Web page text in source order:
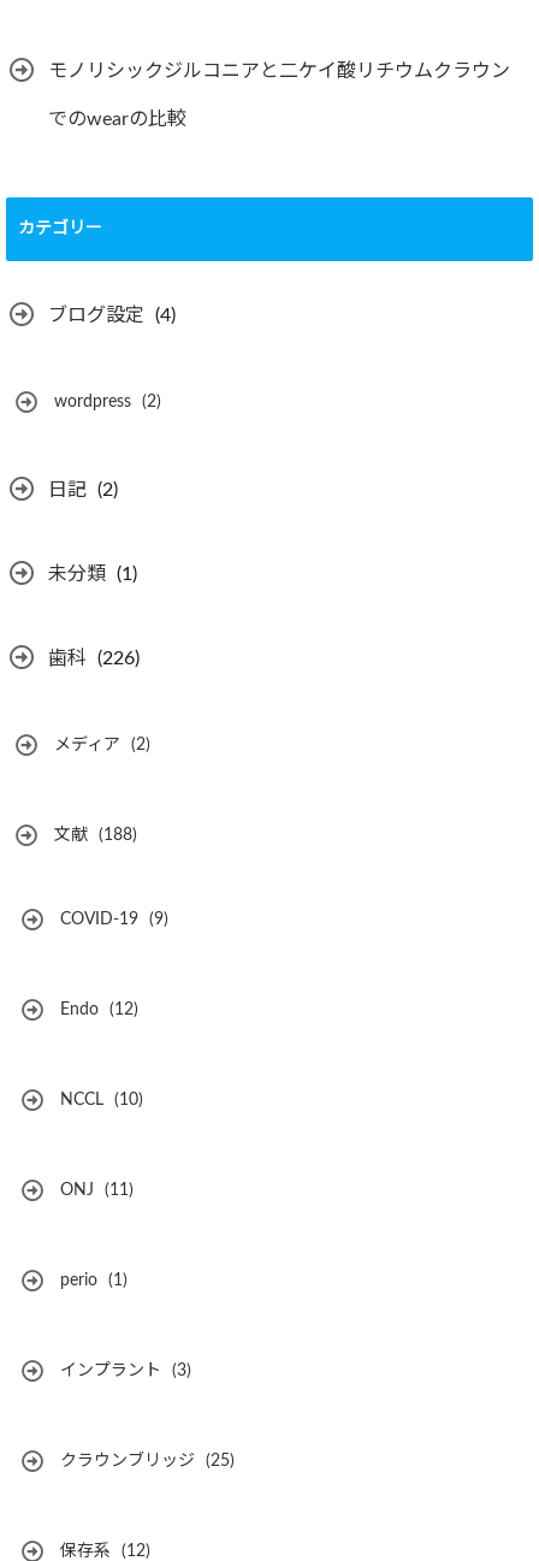
モノリシックジルコニアと二ケイ酸リチウムクラウン
でのwearの比較
カテゴリー
ブログ設定 (4)
wordpress (2)
日記 (2)
未分類 (1)
歯科 (226)
メディア (2)
文献 (188)
COVID-19 (9)
Endo (12)
NCCL (10)
ONJ (11)
perio (1)
インプラント (3)
クラウンブリッジ (25)
保存系 (12)